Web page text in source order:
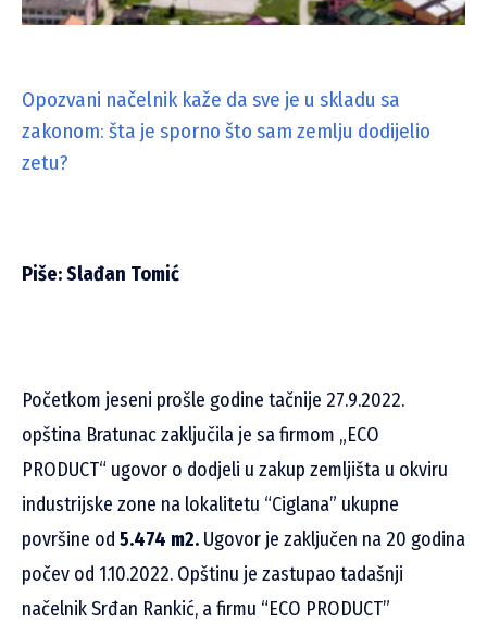
Opozvani načelnik kaže da sve je u skladu sa
zakonom: šta je sporno što sam zemlju dodijelio
zetu?
Piše: Slađan Tomić
Početkom jeseni prošle godine tačnije 27.9.2022.
opština Bratunac zaključila je sa firmom „ECO
PRODUCT“ ugovor o dodjeli u zakup zemljišta u okviru
industrijske zone na lokalitetu “Ciglana” ukupne
površine od 5.474 m2. Ugovor je zaključen na 20 godina
počev od 1.10.2022. Opštinu je zastupao tadašnji
načelnik Srđan Rankić, a firmu “ECO PRODUCT”